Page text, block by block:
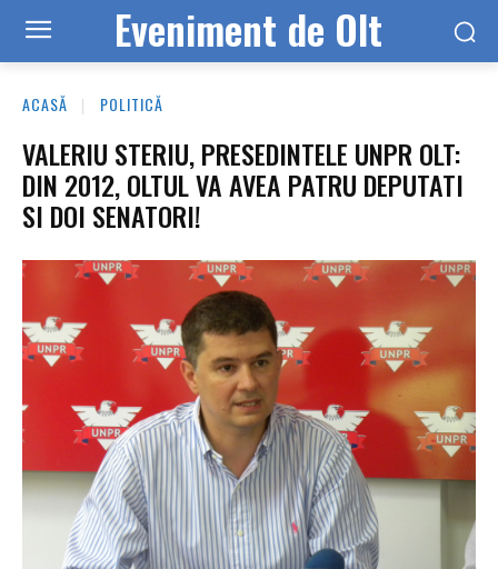
Eveniment de Olt
ACASĂ POLITICĂ
VALERIU STERIU, PRESEDINTELE UNPR OLT:
DIN 2012, OLTUL VA AVEA PATRU DEPUTATI
SI DOI SENATORI!